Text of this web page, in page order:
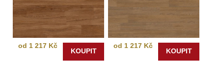
od 1 217 Kč
KOUPIT
od 1 217 Kč
KOUPIT